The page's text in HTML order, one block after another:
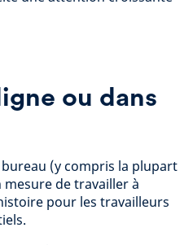
ou dans
(y compris la plupart
de travailler à
pour les travailleurs